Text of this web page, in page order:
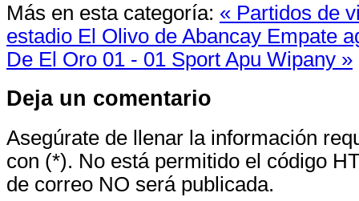
Más en esta categoría: « Partidos de
estadio El Olivo de Abancay Empate
De El Oro 01 - 01 Sport Apu Wipany »
Deja un comentario
Asegúrate de llenar la información
con (*). No está permitido el código
de correo NO será publicada.